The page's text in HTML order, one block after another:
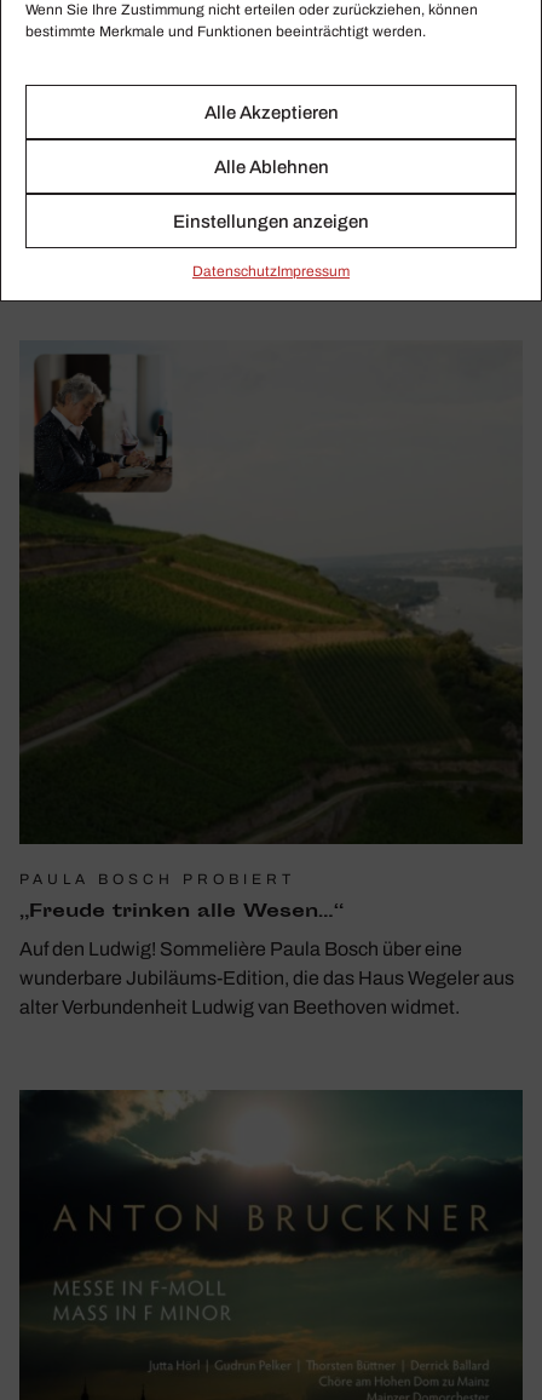
Wenn Sie Ihre Zustimmung nicht erteilen oder zurückziehen, können
bestimmte Merkmale und Funktionen beeinträchtigt werden.
Alle Akzeptieren
Alle Ablehnen
Einstellungen anzeigen
Daten­schutzImpressum
Festival-Theorie: Klein schlägt groß?
Die Rückkehr von Katharina Wagner, der Vinke-Garten als
Bayreuth-Alternative, der problematische Führungsstil von
PAULA BOSCH PROBIERT
„Freude trinken alle Wesen…“
Auf den Ludwig! Sommelière Paula Bosch über eine
wunderbare Jubiläums-Edition, die das Haus Wegeler aus
alter Verbundenheit Ludwig van Beethoven widmet.